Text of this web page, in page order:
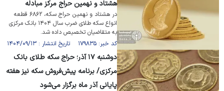
هشتاد و نهمین حراج مرکز مبادله
در هشتاد و نهمین حراج سکه، ۶۸۶۲ قطعه
انواع سکه طلای ضرب سال ۱۴۰۴ بانک مرکزی
به متقاضیان تخصیص داده شد.
کد خبر: ۱۷۹۸۳۵ تاریخ انتشار : ۱۴۰۴/۰۹/۱۳
دوشنبه ۱۷ آذر؛ حراج سکه طلای بانک
مرکزی/ برنامه پیش‌فروش سکه نیز هفته
پایانی آذر ماه برگزار می‌شود